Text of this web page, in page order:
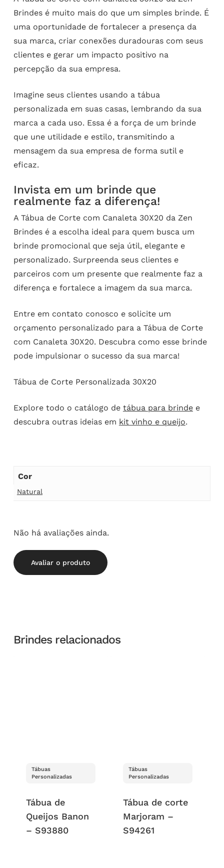
Brindes é muito mais do que um simples brinde. É
uma oportunidade de fortalecer a presença da
sua marca, criar conexões duradouras com seus
clientes e gerar um impacto positivo na
percepção da sua empresa.
Imagine seus clientes usando a tábua
personalizada em suas casas, lembrando da sua
marca a cada uso. Essa é a força de um brinde
que une utilidade e estilo, transmitindo a
mensagem da sua empresa de forma sutil e
eficaz.
Invista em um brinde que
realmente faz a diferença!
A Tábua de Corte com Canaleta 30X20 da Zen
Brindes é a escolha ideal para quem busca um
brinde promocional que seja útil, elegante e
personalizado. Surpreenda seus clientes e
parceiros com um presente que realmente faz a
diferença e fortalece a imagem da sua marca.
Entre em contato conosco e solicite um
orçamento personalizado para a Tábua de Corte
com Canaleta 30X20. Descubra como esse brinde
pode impulsionar o sucesso da sua marca!
Tábua de Corte Personalizada 30X20
Explore todo o catálogo de tábua para brindee
descubra outras ideias em kit vinho e queijo.
Cor
Natural
Não há avaliações ainda.
Avaliar o produto
Brindes relacionados
Tábuas
Personalizadas
Tábua de
Queijos Banon
– S93880
Tábuas
Personalizadas
Tábua de corte
Marjoram –
S94261